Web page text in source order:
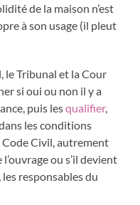
de la maison n’est
à son usage (il pleut
le Tribunal et la Cour
si oui ou non il y a
puis lesqualifier,
les conditions
Code Civil, autrement
ou s’il devient
responsables du